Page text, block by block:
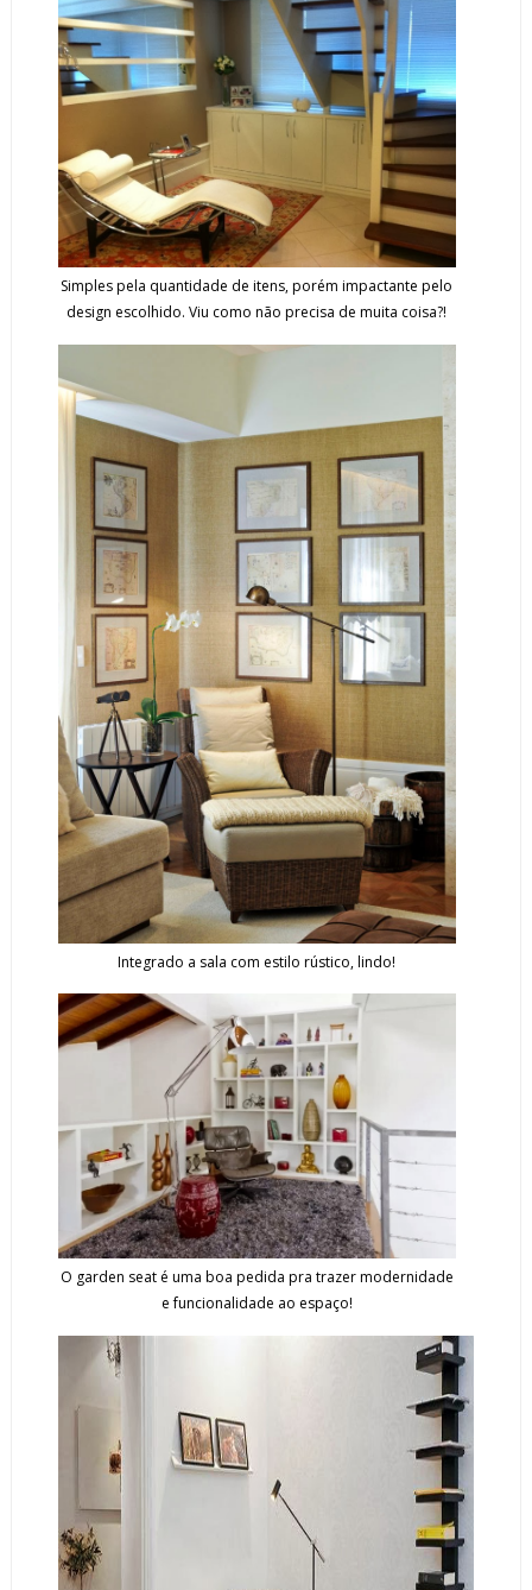
Simples pela quantidade de itens, porém impactante pelo
design escolhido. Viu como não precisa de muita coisa?!
Integrado a sala com estilo rústico, lindo!
O garden seat é uma boa pedida pra trazer modernidade
e funcionalidade ao espaço!